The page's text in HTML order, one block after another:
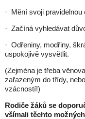
· Mění svoji
· Začíná vyhledávat
· Odřeniny, modřiny,
uspokojivě vysvětlit.
(Zejména je třeba
zařazeným do třídy,
vzácností!)
Rodiče žáků se
všímali těchto